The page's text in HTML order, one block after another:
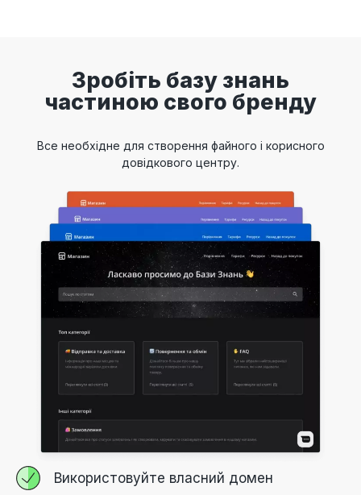
Зробіть базу знань
частиною свого бренду
Все необхідне для створення файного і корисного
довідкового центру.
Використовуйте власний домен